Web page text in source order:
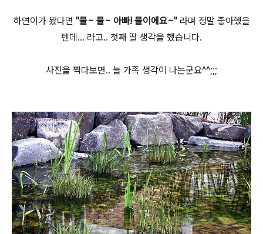
하연이가 봤다면 "물~ 물~ 아빠! 물이에요~" 라며 정말 좋아했을
텐데... 라고.. 첫째 딸 생각을 했습니다.
사진을 찍다보면.. 늘 가족 생각이 나는군요^^;;;